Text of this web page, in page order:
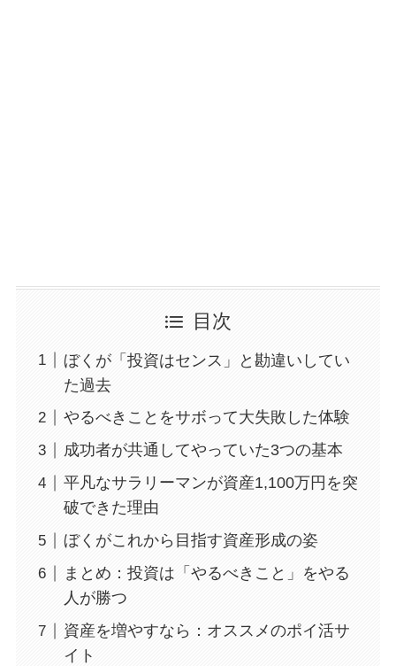
目次
ぼくが「投資はセンス」と勘違いしてい
た過去
やるべきことをサボって大失敗した体験
成功者が共通してやっていた3つの基本
平凡なサラリーマンが資産1,100万円を突
破できた理由
ぼくがこれから目指す資産形成の姿
まとめ：投資は「やるべきこと」をやる
人が勝つ
資産を増やすなら：オススメのポイ活サ
イト